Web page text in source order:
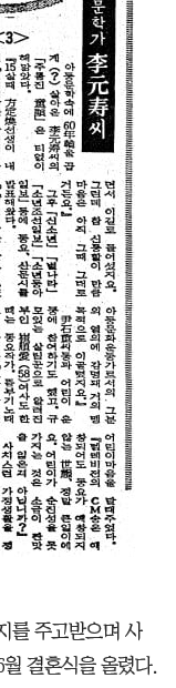
를 주고받으며 사
결혼식을 올렸다.